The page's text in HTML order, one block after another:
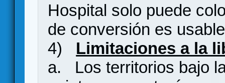
Hospital solo puede
de conversión es
4) Limitaciones a la
a. Los territorios bajo